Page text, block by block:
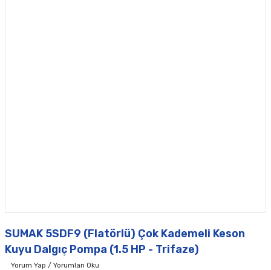
SUMAK 5SDF9 (Flatörlü) Çok Kademeli Keson
Kuyu Dalgıç Pompa (1.5 HP - Trifaze)
Yorum Yap / Yorumları Oku